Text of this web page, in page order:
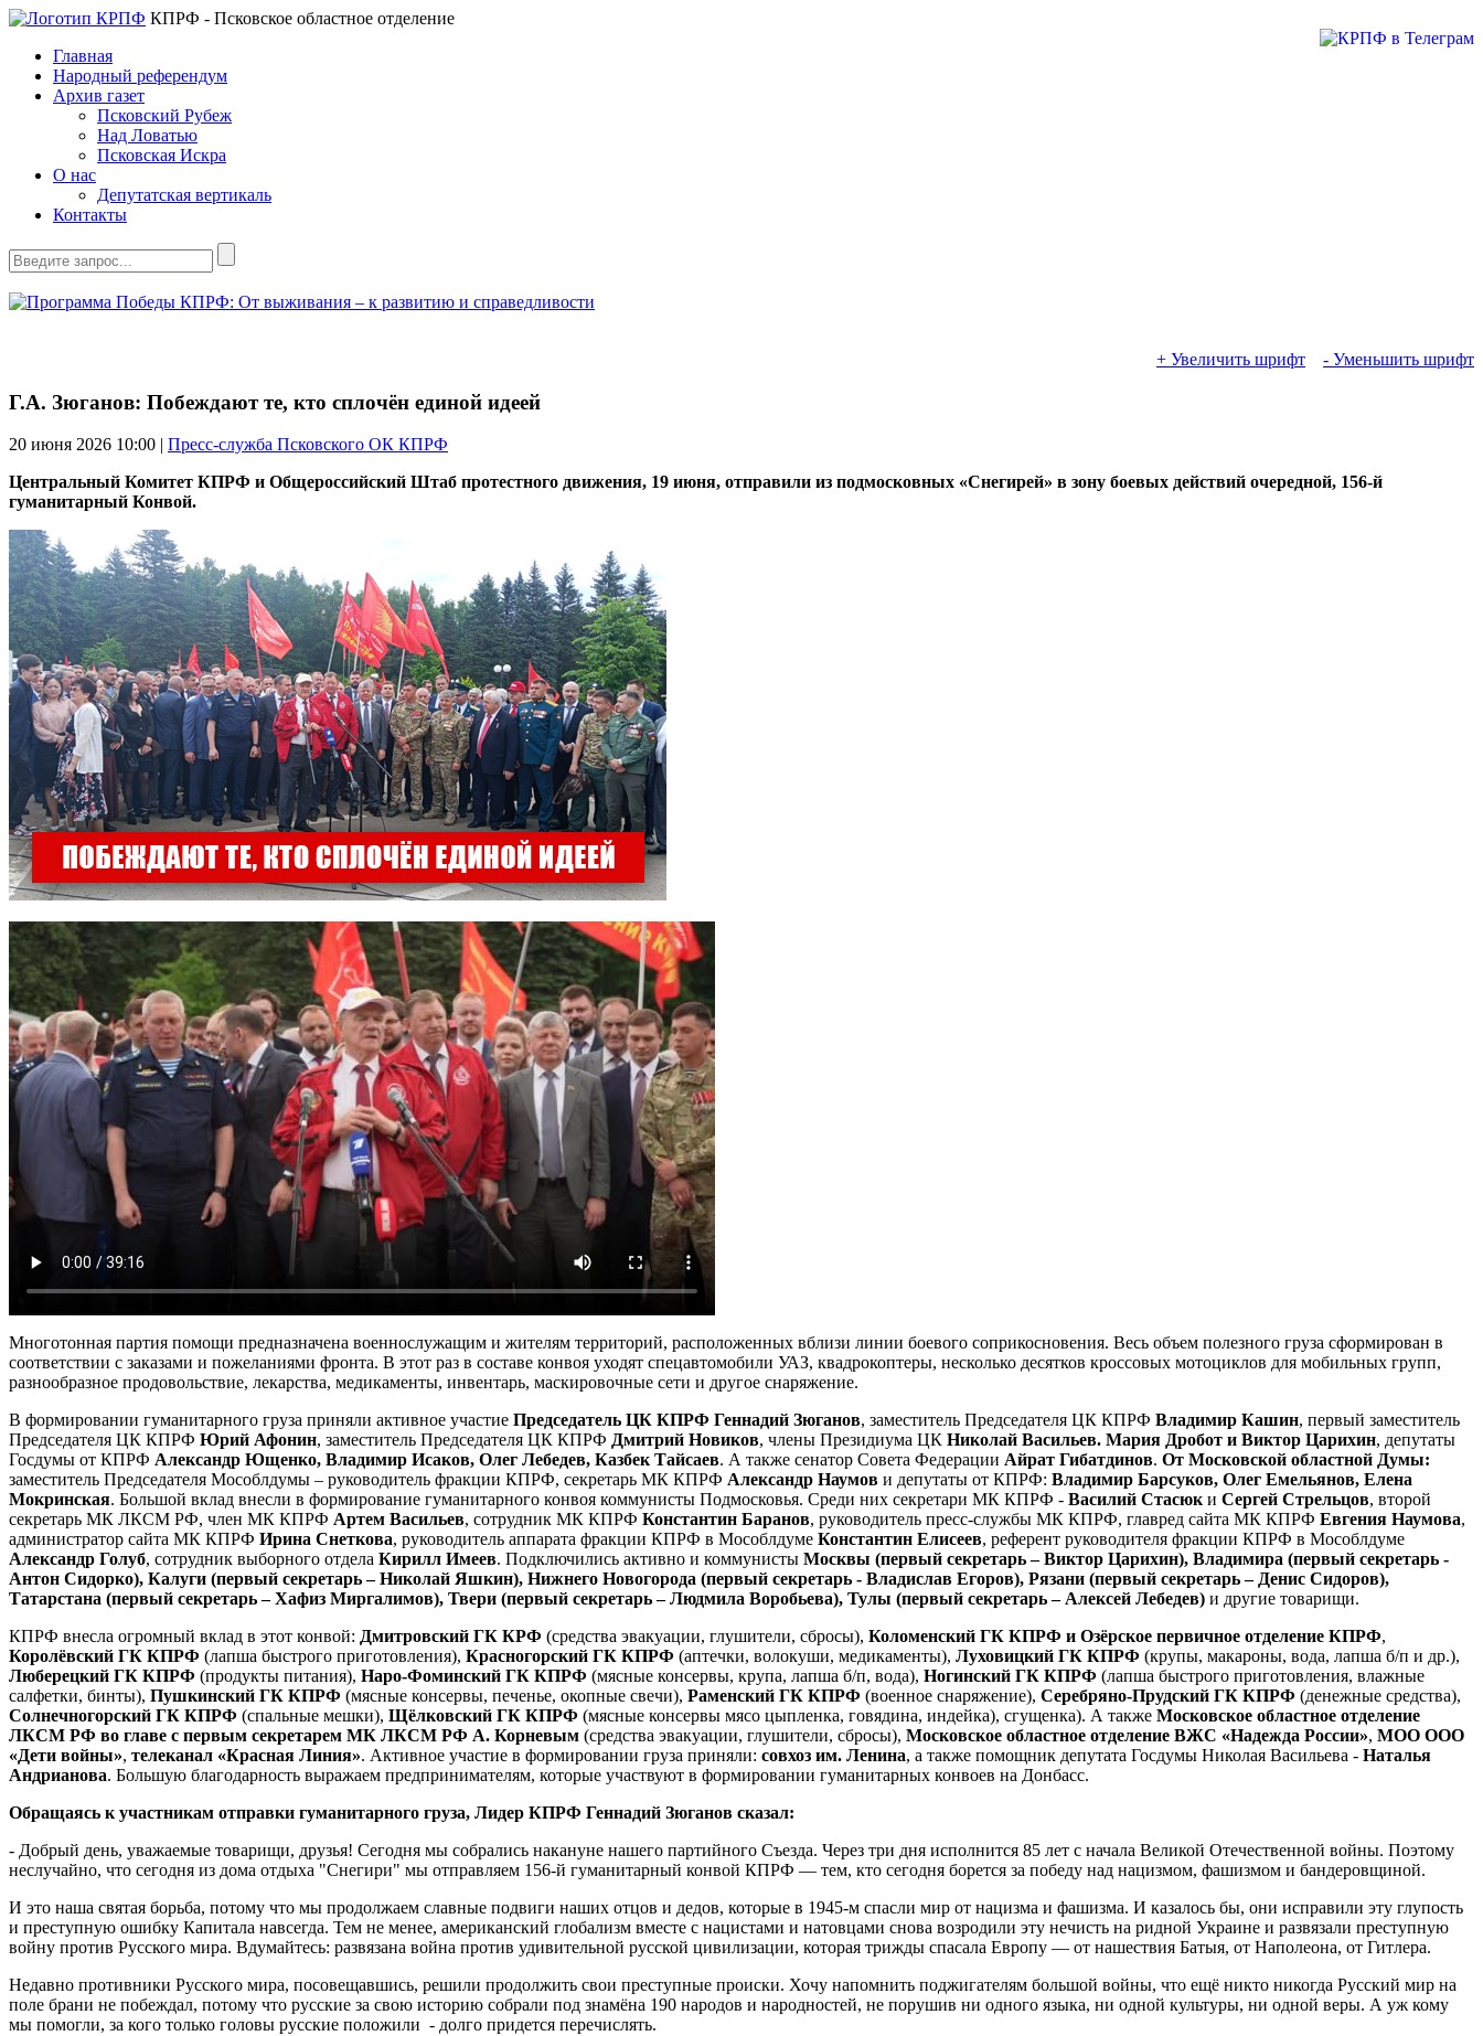
КПРФ - Псковское областное отделение
Главная
Народный референдум
Архив газет
Псковский Рубеж
Над Ловатью
Псковская Искра
О нас
Депутатская вертикаль
Контакты
+ Увеличить шрифт - Уменьшить шрифт
Г.А. Зюганов: Побеждают те, кто сплочён единой идеей
20 июня 2026 10:00 | Пресс-служба Псковского ОК КПРФ
Центральный Комитет КПРФ и Общероссийский Штаб протестного движения, 19 июня, отправили из подмосковных «Снегирей» в зону боевых действий очередной, 156-й
гуманитарный Конвой.
Многотонная партия помощи предназначена военнослужащим и жителям территорий, расположенных вблизи линии боевого соприкосновения. Весь объем полезного груза сформирован в
соответствии с заказами и пожеланиями фронта. В этот раз в составе конвоя уходят спецавтомобили УАЗ, квадрокоптеры, несколько десятков кроссовых мотоциклов для мобильных групп,
разнообразное продовольствие, лекарства, медикаменты, инвентарь, маскировочные сети и другое снаряжение.
В формировании гуманитарного груза приняли активное участие Председатель ЦК КПРФ Геннадий Зюганов, заместитель Председателя ЦК КПРФ Владимир Кашин, первый заместитель
Председателя ЦК КПРФ Юрий Афонин, заместитель Председателя ЦК КПРФ Дмитрий Новиков, члены Президиума ЦК Николай Васильев. Мария Дробот и Виктор Царихин, депутаты
Госдумы от КПРФ Александр Ющенко, Владимир Исаков, Олег Лебедев, Казбек Тайсаев. А также сенатор Совета Федерации Айрат Гибатдинов. От Московской областной Думы:
заместитель Председателя Мособлдумы – руководитель фракции КПРФ, секретарь МК КПРФ Александр Наумов и депутаты от КПРФ: Владимир Барсуков, Олег Емельянов, Елена
Мокринская. Большой вклад внесли в формирование гуманитарного конвоя коммунисты Подмосковья. Среди них секретари МК КПРФ - Василий Стасюки Сергей Стрельцов, второй
секретарь МК ЛКСМ РФ, член МК КПРФ Артем Васильев, сотрудник МК КПРФ Константин Баранов, руководитель пресс-службы МК КПРФ, главред сайта МК КПРФ Евгения Наумова,
администратор сайта МК КПРФ Ирина Снеткова, руководитель аппарата фракции КПРФ в Мособлдуме Константин Елисеев, референт руководителя фракции КПРФ в Мособлдуме
Александр Голуб, сотрудник выборного отдела Кирилл Имеев. Подключились активно и коммунисты Москвы (первый секретарь – Виктор Царихин), Владимира (первый секретарь -
Антон Сидорко), Калуги (первый секретарь – Николай Яшкин), Нижнего Новогорода (первый секретарь - Владислав Егоров), Рязани (первый секретарь – Денис Сидоров),
Татарстана (первый секретарь – Хафиз Миргалимов), Твери (первый секретарь – Людмила Воробьева), Тулы (первый секретарь – Алексей Лебедев) и другие товарищи.
КПРФ внесла огромный вклад в этот конвой: Дмитровский ГК КРФ (средства эвакуации, глушители, сбросы), Коломенский ГК КПРФ и Озёрское первичное отделение КПРФ,
Королёвский ГК КПРФ (лапша быстрого приготовления), Красногорский ГК КПРФ (аптечки, волокуши, медикаменты), Луховицкий ГК КПРФ (крупы, макароны, вода, лапша б/п и др.),
Люберецкий ГК КПРФ (продукты питания), Наро-Фоминский ГК КПРФ (мясные консервы, крупа, лапша б/п, вода), Ногинский ГК КПРФ (лапша быстрого приготовления, влажные
салфетки, бинты), Пушкинский ГК КПРФ (мясные консервы, печенье, окопные свечи), Раменский ГК КПРФ (военное снаряжение), Серебряно-Прудский ГК КПРФ (денежные средства),
Солнечногорский ГК КПРФ (спальные мешки), Щёлковский ГК КПРФ (мясные консервы мясо цыпленка, говядина, индейка), сгущенка). А также Московское областное отделение
ЛКСМ РФ во главе с первым секретарем МК ЛКСМ РФ А. Корневым (средства эвакуации, глушители, сбросы), Московское областное отделение ВЖС «Надежда России», МОО ООО
«Дети войны», телеканал «Красная Линия». Активное участие в формировании груза приняли: совхоз им. Ленина, а также помощник депутата Госдумы Николая Васильева - Наталья
Андрианова. Большую благодарность выражаем предпринимателям, которые участвуют в формировании гуманитарных конвоев на Донбасс.
Обращаясь к участникам отправки гуманитарного груза, Лидер КПРФ Геннадий Зюганов сказал:
- Добрый день, уважаемые товарищи, друзья! Сегодня мы собрались накануне нашего партийного Съезда. Через три дня исполнится 85 лет с начала Великой Отечественной войны. Поэтому
неслучайно, что сегодня из дома отдыха "Снегири" мы отправляем 156-й гуманитарный конвой КПРФ — тем, кто сегодня борется за победу над нацизмом, фашизмом и бандеровщиной.
И это наша святая борьба, потому что мы продолжаем славные подвиги наших отцов и дедов, которые в 1945-м спасли мир от нацизма и фашизма. И казалось бы, они исправили эту глупость
и преступную ошибку Капитала навсегда. Тем не менее, американский глобализм вместе с нацистами и натовцами снова возродили эту нечисть на ридной Украине и развязали преступную
войну против Русского мира. Вдумайтесь: развязана война против удивительной русской цивилизации, которая трижды спасала Европу — от нашествия Батыя, от Наполеона, от Гитлера.
Недавно противники Русского мира, посовещавшись, решили продолжить свои преступные происки. Хочу напомнить поджигателям большой войны, что ещё никто никогда Русский мир на
поле брани не побеждал, потому что русские за свою историю собрали под знамёна 190 народов и народностей, не порушив ни одного языка, ни одной культуры, ни одной веры. А уж кому
мы помогли, за кого только головы русские положили - долго придется перечислять.